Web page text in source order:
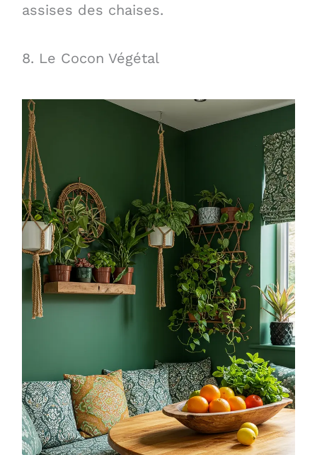
assises des chaises.
8. Le Cocon Végétal